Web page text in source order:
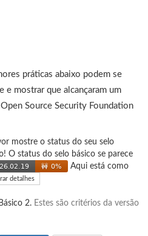
práticas abaixo podem se
mostrar que alcançaram um
Source Security Foundation
mostre o status do seu selo
O status do selo básico se parece
Aqui está como
detalhes
2. Estes são critérios da versão